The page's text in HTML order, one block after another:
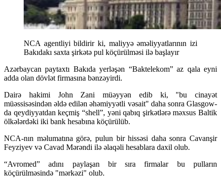
NCA agentliyi bildirir ki, maliyyə əməliyyatlarının izi
Bakıdakı saxta şirkətə pul köçürülməsi ilə başlayır
Azərbaycan paytaxtı Bakıda yerləşən “Baktelekom” az qala eyni
adda olan dövlət firmasına bənzəyirdi.
Dairə hakimi John Zani müəyyən edib ki, "bu cinayət
müəssisəsindən əldə edilən əhəmiyyətli vəsait" daha sonra Glasgow-
da qeydiyyatdan keçmiş “shell”, yəni qabıq şirkətlərə məxsus Baltik
ölkələrdəki iki bank hesabına köçürülüb.
NCA-nın məlumatına görə, pulun bir hissəsi daha sonra Cavanşir
Feyziyev və Cavad Mərəndi ilə əlaqəli hesablara daxil olub.
“Avromed” adını paylaşan bir sıra firmalar bu pulların
köçürülməsində "mərkəzi" olub.